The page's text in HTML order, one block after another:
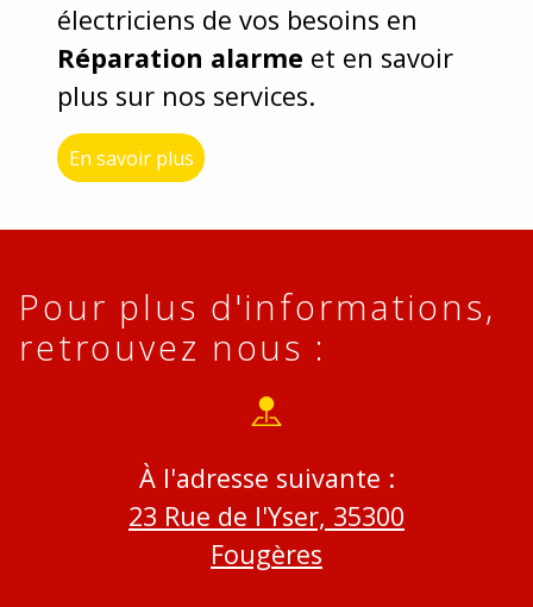
électriciens de vos besoins en
Réparation alarme et en savoir
plus sur nos services.
En savoir plus
Pour plus d'informations,
retrouvez nous :
À l'adresse suivante :
23 Rue de l'Yser, 35300
Fougères